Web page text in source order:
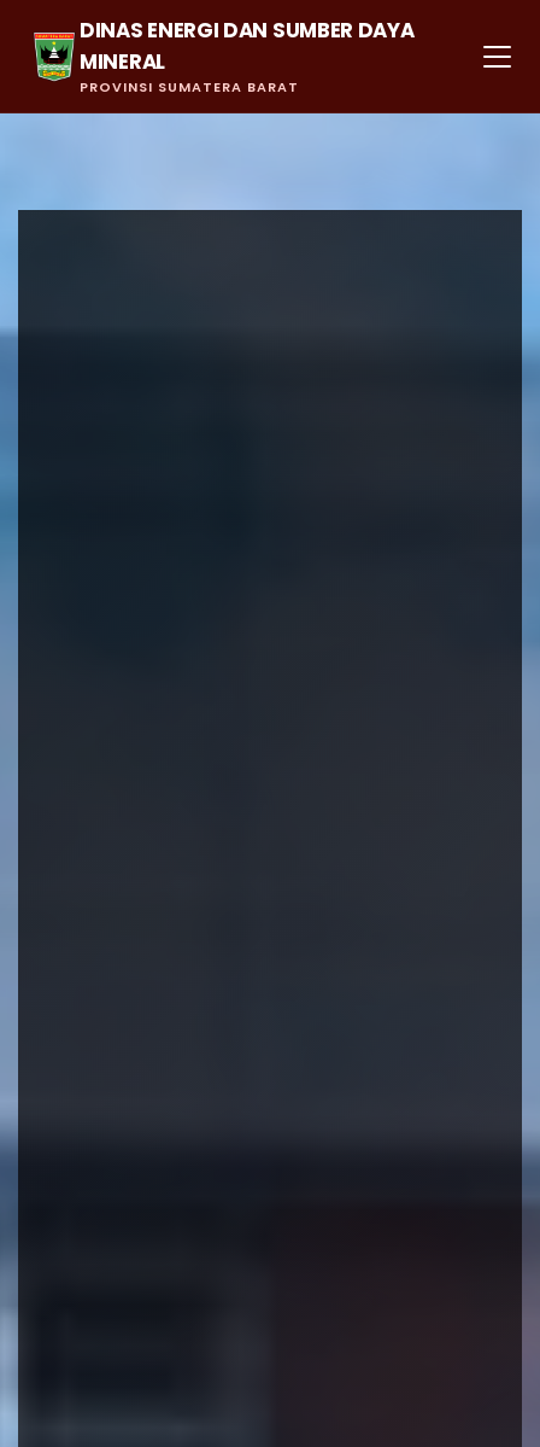
DINAS ENERGI DAN SUMBER DAYA
MINERAL
PROVINSI SUMATERA BARAT